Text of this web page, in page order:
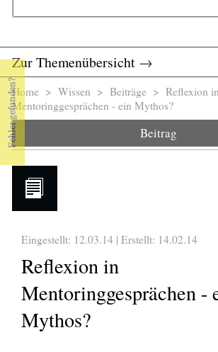
Zur Themenübersicht →
Sie sind hier
Home > Wissen > Beiträge > Reflexion in
Mentoringgesprächen - ein Mythos?
Beitrag
Eingestellt: 12.03.14 | Erstellt: 14.02.14
Reflexion in
Mentoringgesprächen -
Mythos?